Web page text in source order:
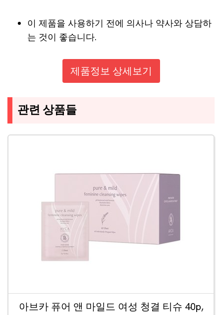
이 제품을 사용하기 전에 의사나 약사와 상담하
는 것이 좋습니다.
제품정보 상세보기
관련 상품들
아브카 퓨어 앤 마일드 여성 청결 티슈 40p,